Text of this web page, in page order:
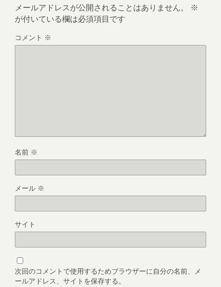
メールアドレスが公開されることはありません。
※
が付いている欄は必須項目です
コメント ※
名前 ※
メール ※
サイト
次回のコメントで使用するためブラウザーに自分の名前、メ
ールアドレス、サイトを保存する。